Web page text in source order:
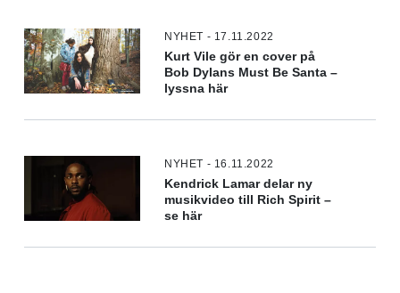
NYHET - 17.11.2022
Kurt Vile gör en cover på
Bob Dylans Must Be Santa –
lyssna här
NYHET - 16.11.2022
Kendrick Lamar delar ny
musikvideo till Rich Spirit –
se här